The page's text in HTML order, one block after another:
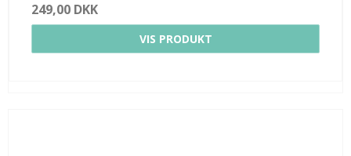
249,00 DKK
VIS PRODUKT